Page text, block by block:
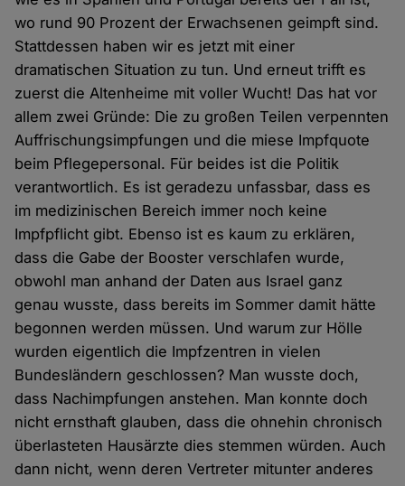
wo rund 90 Prozent der Erwachsenen geimpft sind.
Stattdessen haben wir es jetzt mit einer
dramatischen Situation zu tun. Und erneut trifft es
zuerst die Altenheime mit voller Wucht! Das hat vor
allem zwei Gründe: Die zu großen Teilen verpennten
Auffrischungsimpfungen und die miese Impfquote
beim Pflegepersonal. Für beides ist die Politik
verantwortlich. Es ist geradezu unfassbar, dass es
im medizinischen Bereich immer noch keine
Impfpflicht gibt. Ebenso ist es kaum zu erklären,
dass die Gabe der Booster verschlafen wurde,
obwohl man anhand der Daten aus Israel ganz
genau wusste, dass bereits im Sommer damit hätte
begonnen werden müssen. Und warum zur Hölle
wurden eigentlich die Impfzentren in vielen
Bundesländern geschlossen? Man wusste doch,
dass Nachimpfungen anstehen. Man konnte doch
nicht ernsthaft glauben, dass die ohnehin chronisch
überlasteten Hausärzte dies stemmen würden. Auch
dann nicht, wenn deren Vertreter mitunter anderes